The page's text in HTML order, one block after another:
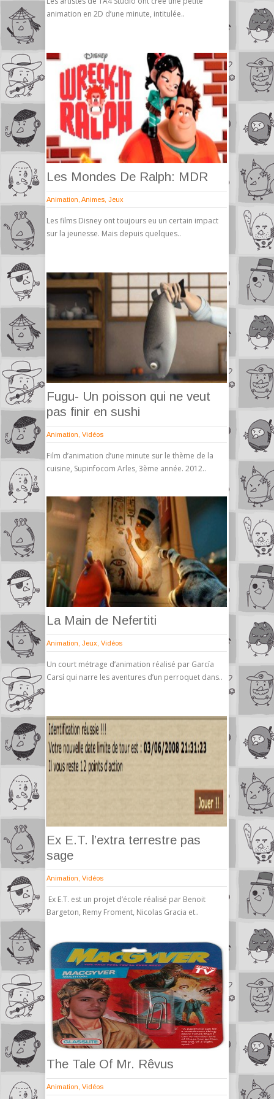
animation en 2D d’une minute, intitulée..
Les Mondes De Ralph: MDR
Animation Animes Jeux
Les films Disney ont toujours eu un certain impact
sur la jeunesse. Mais depuis quelques..
Fugu- Un poisson qui ne veut
pas finir en sushi
Animation Vidéos
Film d’animation d’une minute sur le thème de la
cuisine, Supinfocom Arles, 3ème année. 2012..
La Main de Nefertiti
Animation Jeux Vidéos
Un court métrage d’animation réalisé par García
Carsí qui narre les aventures d’un perroquet dans..
Ex E.T. l’extra terrestre pas
sage
Animation Vidéos
Ex E.T. est un projet d’école réalisé par Benoit
Bargeton, Remy Froment, Nicolas Gracia et..
The Tale Of Mr. Rêvus
Animation Vidéos